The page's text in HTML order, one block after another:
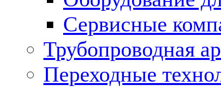
Сервисные
Трубопроводная
Переходные